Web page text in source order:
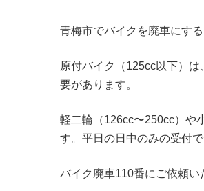
青梅市でバイクを廃車にす
原付バイク（125cc以下）
要があります。
軽二輪（126cc〜250cc）や
す。平日の日中のみの受付
バイク廃車110番にご依頼い